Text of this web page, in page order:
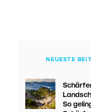
NEUESTE
So